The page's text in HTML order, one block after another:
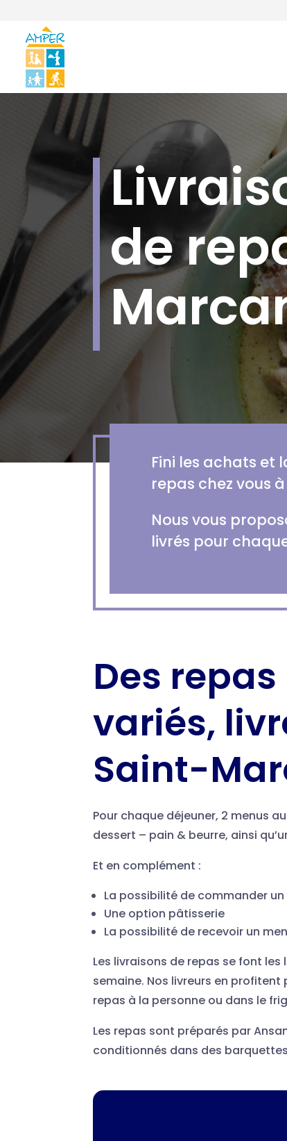
de
Fini les achats et
repas chez vous
Nous vous
livrés pour
Des
variés,
Saint-
Pour chaque déjeuner, 2 menus
dessert – pain & beurre, ainsi
Et en complément :
La possibilité de commander
Une option pâtisserie
La possibilité de recevoir un
Les livraisons de repas se font
semaine. Nos livreurs en
repas à la personne ou dans le
Les repas sont préparés par
conditionnés dans des